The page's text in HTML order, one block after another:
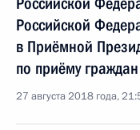
Российской
в Приёмной
по приёму
27 августа 2018 года,